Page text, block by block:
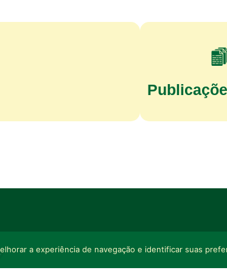
a experiência de navegação e identificar suas